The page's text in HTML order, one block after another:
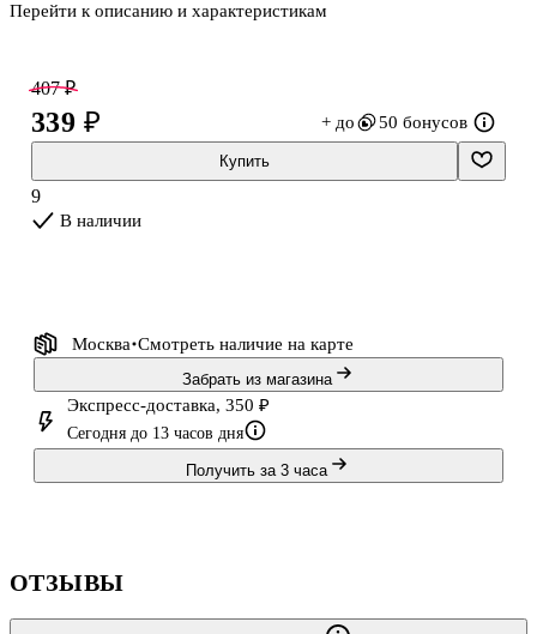
продуктивность.
Перейти к описанию и характеристикам
407 ₽
339 ₽ + до 50 бонусов
Купить
9
В наличии
Москва Смотреть наличие на карте
Забрать из магазина
Экспресс-доставка, 350 ₽
Сегодня до 13 часов дня
Получить за 3 часа
ОТЗЫВЫ